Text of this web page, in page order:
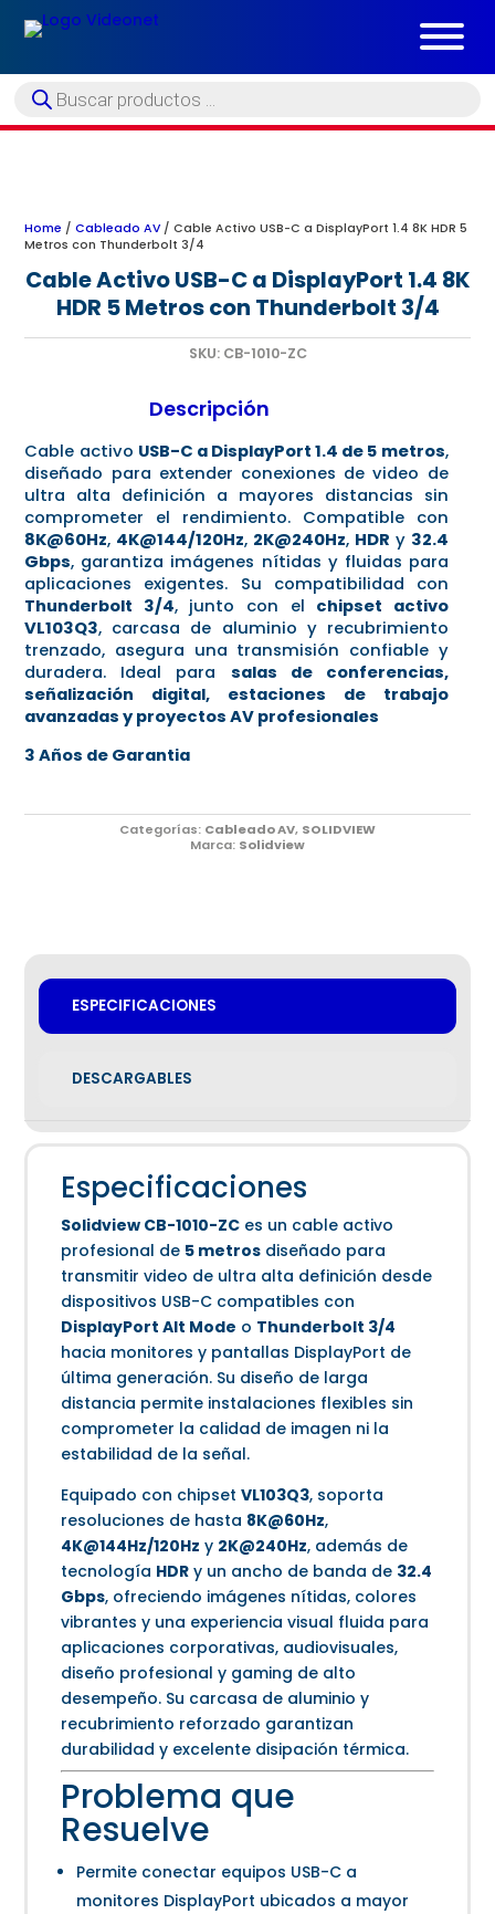
Búsqueda
de
Home /Cableado AV / Cable Activo USB-C a DisplayPort 1.4 8K HDR 5
Metros con Thunderbolt 3/4
Cable Activo USB-C a DisplayPort 1.4 8K
HDR 5 Metros con Thunderbolt 3/4
SKU: CB-1010-ZC
Descripción
Cable activo USB-C a DisplayPort 1.4 de 5 metros,
diseñado para extender conexiones de video de
ultra alta definición a mayores distancias sin
comprometer el rendimiento. Compatible con
8K@60Hz, 4K@144/120Hz, 2K@240Hz, HDR y 32.4
Gbps, garantiza imágenes nítidas y fluidas para
aplicaciones exigentes. Su compatibilidad con
Thunderbolt 3/4, junto con el chipset activo
VL103Q3, carcasa de aluminio y recubrimiento
trenzado, asegura una transmisión confiable y
duradera. Ideal para salas de conferencias,
señalización digital, estaciones de trabajo
avanzadas y proyectos AV profesionales
3 Años de Garantia
Categorías: Cableado AV, SOLIDVIEW
Marca: Solidview
ESPECIFICACIONES
DESCARGABLES
Especificaciones
Solidview CB-1010-ZC es un cable activo
profesional de 5 metros diseñado para
transmitir video de ultra alta definición desde
dispositivos USB-C compatibles con
DisplayPort Alt Mode o Thunderbolt 3/4
hacia monitores y pantallas DisplayPort de
última generación. Su diseño de larga
distancia permite instalaciones flexibles sin
comprometer la calidad de imagen ni la
estabilidad de la señal.
Equipado con chipsetVL103Q3, soporta
resoluciones de hasta 8K@60Hz,
4K@144Hz/120Hz y 2K@240Hz, además de
tecnología HDR y un ancho de banda de 32.4
Gbps, ofreciendo imágenes nítidas, colores
vibrantes y una experiencia visual fluida para
aplicaciones corporativas, audiovisuales,
diseño profesional y gaming de alto
desempeño. Su carcasa de aluminio y
recubrimiento reforzado garantizan
durabilidad y excelente disipación térmica.
Problema que
Resuelve
Permite conectar equipos USB-C a
monitores DisplayPort ubicados a mayor